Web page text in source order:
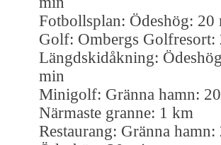
Fotbollsplan: Ödeshög: 20
Golf: Ombergs Golfresort:
Längdskidåkning:
min
Minigolf: Gränna hamn:
Närmaste granne: 1 km
Restaurang: Gränna hamn: